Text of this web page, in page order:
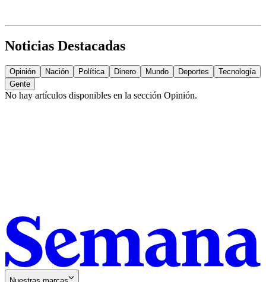
Noticias Destacadas
Opinión Nación Política Dinero Mundo Deportes
Tecnología
Gente
No hay artículos disponibles en la sección Opinión.